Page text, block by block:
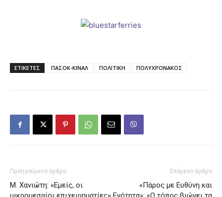
ΕΤΙΚΕΤΕΣ ΠΑΣΟΚ-ΚΙΝΑΛ ΠΟΛΙΤΙΚΗ ΠΟΛΥΧΡΟΝΑΚΟΣ
Προηγούμενο άρθρο
Μ. Χανιώτη: «Εμείς, οι
Επόμενο άρθρο
«Πάρος με Ευθύνη και